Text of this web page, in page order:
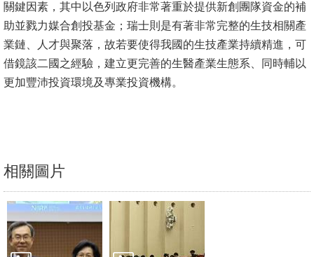
高
教
深
耕
文
件
心
輔
&
關鍵因素，其中以色列政府非常著重於提供新創團隊資金的補
助並戮力媒合創投基金；瑞士則是有著非常完整的生技相關產
業鏈、人才與聚落，故若要使得我國的生技產業持續精進，可
借鏡該二國之經驗，建立更完善的生醫產業生態系、同時輔以
更加豐沛投資環境及專業投資機構。
相關圖片